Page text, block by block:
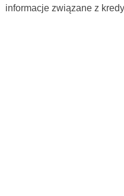
informacje związane z